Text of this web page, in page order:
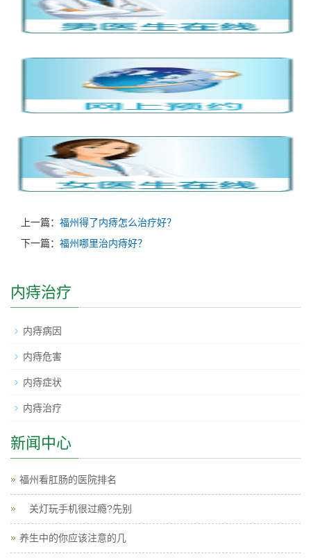
上一篇： 福州得了内痔怎么治疗好？
下一篇： 福州哪里治内痔好？
内痔治疗
内痔病因
内痔危害
内痔症状
内痔治疗
新闻中心
福州看肛肠的医院排名
关灯玩手机很过瘾?先别
养生中的你应该注意的几